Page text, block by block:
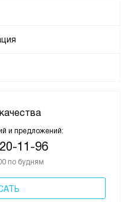
и предложений:
11-96
по будням